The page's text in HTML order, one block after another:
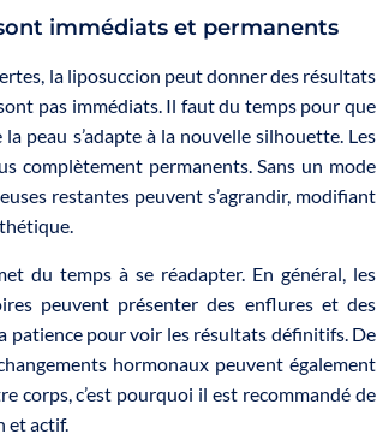
immédiats et permanents
la liposuccion peut donner des résultats
pas immédiats. Il faut du temps pour que
peau s’adapte à la nouvelle silhouette. Les
complètement permanents. Sans un mode
restantes peuvent s’agrandir, modifiant
du temps à se réadapter. En général, les
peuvent présenter des enflures et des
patience pour voir les résultats définitifs. De
hormonaux peuvent également
corps, c’est pourquoi il est recommandé de
et actif.